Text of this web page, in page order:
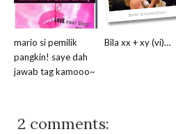
mario si pemilik
pangkin! saye dah
jawab tag kamooo~
Bila xx + xy (vi)…
2 comments: